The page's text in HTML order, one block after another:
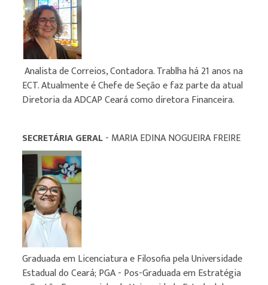
Analista de Correios, Contadora. Trablha há 21 anos na
ECT. Atualmente é Chefe de Seção e faz parte da atual
Diretoria da ADCAP Ceará como diretora Financeira.
SECRETÁRIA GERAL- MARIA EDINA NOGUEIRA FREIRE
Graduada em Licenciatura e Filosofia pela Universidade
Estadual do Ceará; PGA - Pos-Graduada em Estratégia